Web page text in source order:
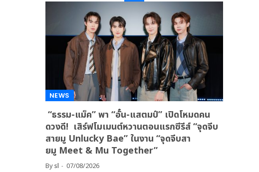
NEWS
“ธรรม-แม็ค” พา “อั๋น-แสตมป์” เปิดโหมดคน
ดวงดี! เสิร์ฟโมเมนต์หวานตอนแรกซีรีส์ “จุดจีบ
สายมู Unlucky Bae” ในงาน “จุดจีบสา
ยมู Meet & Mu Together”
Bysl 07/08/2026